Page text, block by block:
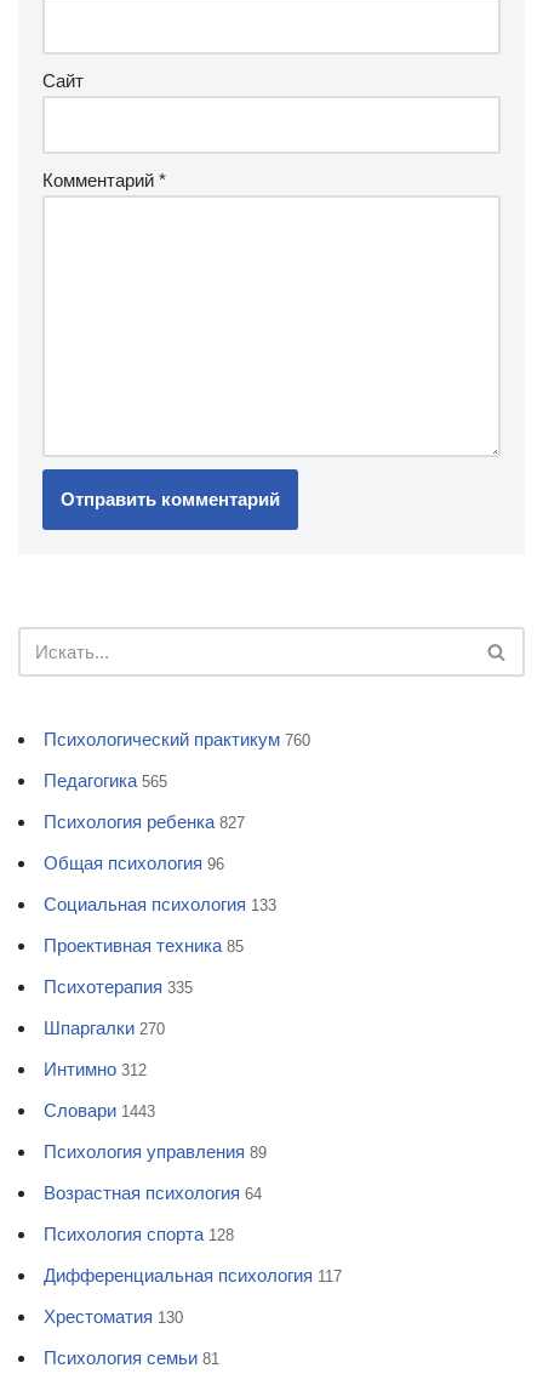
Сайт
Комментарий *
Психологический практикум 760
Педагогика 565
Психология ребенка 827
Общая психология 96
Социальная психология 133
Проективная техника 85
Психотерапия 335
Шпаргалки 270
Интимно 312
Словари 1443
Психология управления 89
Возрастная психология 64
Психология спорта 128
Дифференциальная психология 117
Хрестоматия 130
Психология семьи 81